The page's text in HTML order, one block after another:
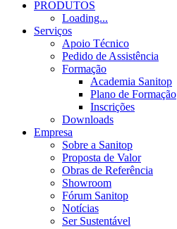
PRODUTOS
Loading...
Serviços
Apoio Técnico
Pedido de Assistência
Formação
Academia Sanitop
Plano de Formação
Inscrições
Downloads
Empresa
Sobre a Sanitop
Proposta de Valor
Obras de Referência
Showroom
Fórum Sanitop
Notícias
Ser Sustentável